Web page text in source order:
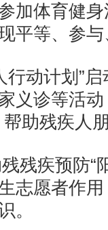
加体育健
平等、参
动计划”启
义诊等活
助残疾人
疾预防“
志愿者作
。